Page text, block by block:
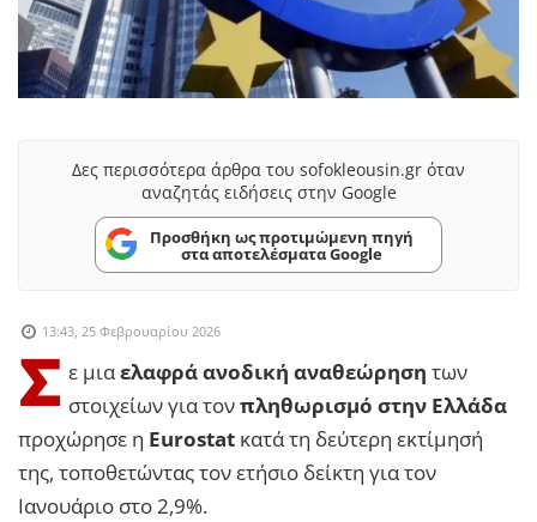
Δες περισσότερα άρθρα του sofokleousin.gr όταν
αναζητάς ειδήσεις στην Google
Προσθήκη ως προτιμώμενη πηγή
στα αποτελέσματα Google
13:43, 25 Φεβρουαρίου 2026
Σ ε μιαελαφρά ανοδική αναθεώρηση των
στοιχείων για τονπληθωρισμό στην Ελλάδα
προχώρησε η Eurostat κατά τη δεύτερη εκτίμησή
της, τοποθετώντας τον ετήσιο δείκτη για τον
Ιανουάριο στο 2,9%.